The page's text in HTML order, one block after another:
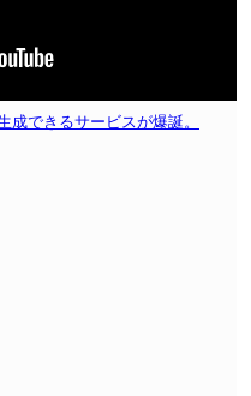
できるサービスが爆誕。